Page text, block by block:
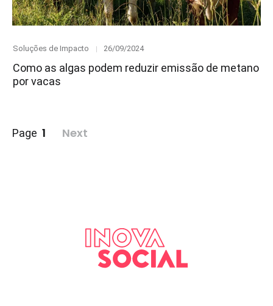
Category
Soluções de Impacto
Posted
26/09/2024
Como as algas podem reduzir emissão de metano
por vacas
Paginação
Page 1 Next